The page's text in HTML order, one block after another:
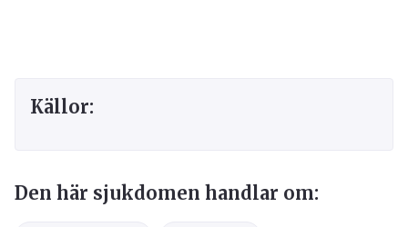
Källor:
Den här sjukdomen handlar om: